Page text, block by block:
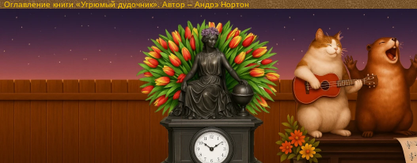
Оглавление книги «Угрюмый дудочник». Автор – Андрэ Нортон